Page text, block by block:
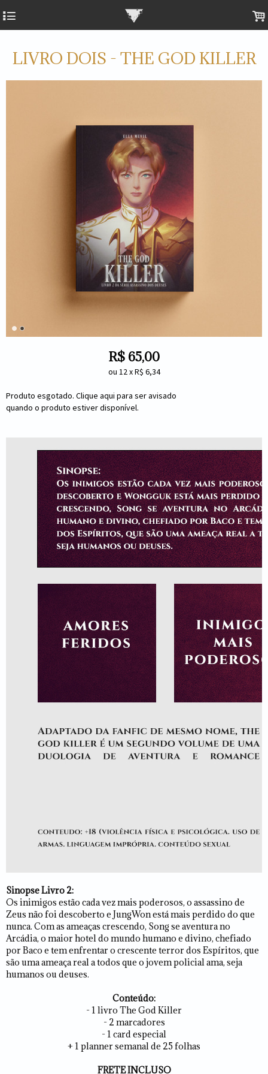
4 .
LIVRO DOIS - THE GOD KILLER
R$ 65,00
ou 12xR$ 6,34
Produto esgotado. Clique aqui para ser avisado
quando o produto estiver disponível.
Sinopse Livro 2:
Os inimigos estão cada vez mais poderosos, o assassino de
Zeus não foi descoberto e JungWon está mais perdido do que
nunca. Com as ameaças crescendo, Song se aventura no
Arcádia, o maior hotel do mundo humano e divino, chefiado
por Baco e tem enfrentar o crescente terror dos Espíritos, que
são uma ameaça real a todos que o jovem policial ama, seja
humanos ou deuses.
Conteúdo:
- 1 livro The God Killer
- 2 marcadores
- 1 card especial
+ 1 planner semanal de 25 folhas
FRETE INCLUSO